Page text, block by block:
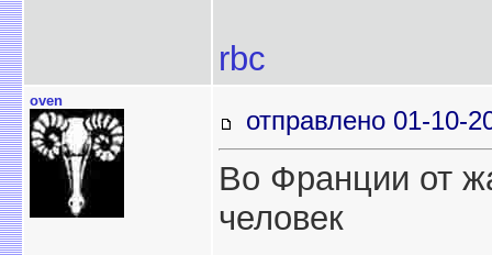
rbc
oven
отправлено 01-10-
Во Франции от
человек